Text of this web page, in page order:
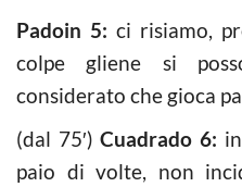
Padoin 5: ci risiamo,
colpe gliene si
considerato che gioca
(dal 75′)Cuadrado 6:
paio di volte, non